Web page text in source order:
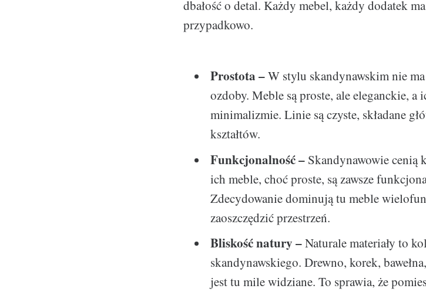
dbałość o detal. Każdy mebel, każdy dodatek
przypadkowo.
Prostota –W stylu skandynawskim nie
ozdoby. Meble są proste, ale eleganckie,
minimalizmie. Linie są czyste, składane
kształtów.
Funkcjonalność – Skandynawowie cenią
ich meble, choć proste, są zawsze
Zdecydowanie dominują tu meble
zaoszczędzić przestrzeń.
Bliskość natury –Naturale materiały to
skandynawskiego. Drewno, korek,
jest tu mile widziane. To sprawia, że